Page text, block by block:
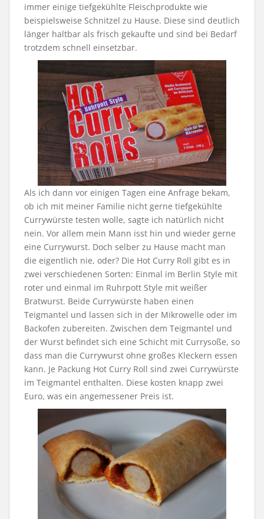
immer einige tiefgekühlte Fleischprodukte wie
beispielsweise Schnitzel zu Hause. Diese sind deutlich
länger haltbar als frisch gekaufte und sind bei Bedarf
trotzdem schnell einsetzbar.
Als ich dann vor einigen Tagen eine Anfrage bekam,
ob ich mit meiner Familie nicht gerne tiefgekühlte
Currywürste testen wolle, sagte ich natürlich nicht
nein. Vor allem mein Mann isst hin und wieder gerne
eine Currywurst. Doch selber zu Hause macht man
die eigentlich nie, oder? Die Hot Curry Roll gibt es in
zwei verschiedenen Sorten: Einmal im Berlin Style mit
roter und einmal im Ruhrpott Style mit weißer
Bratwurst. Beide Currywürste haben einen
Teigmantel und lassen sich in der Mikrowelle oder im
Backofen zubereiten. Zwischen dem Teigmantel und
der Wurst befindet sich eine Schicht mit Currysoße, so
dass man die Currywurst ohne großes Kleckern essen
kann. Je Packung Hot Curry Roll sind zwei Currywürste
im Teigmantel enthalten. Diese kosten knapp zwei
Euro, was ein angemessener Preis ist.